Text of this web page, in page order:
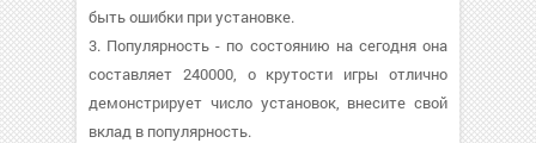
быть ошибки при установке.
3. Популярность - по состоянию на сегодня она
составляет 240000, о крутости игры отлично
демонстрирует число установок, внесите свой
вклад в популярность.